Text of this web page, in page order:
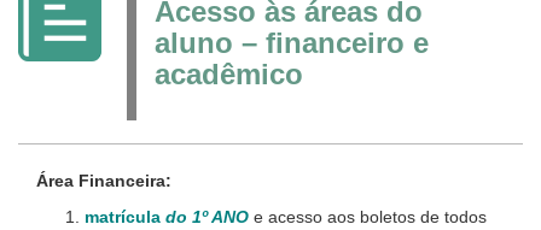
Acesso às áreas do
aluno – financeiro e
acadêmico
Área Financeira:
matrícula do 1º ANO e acesso aos boletos de todos